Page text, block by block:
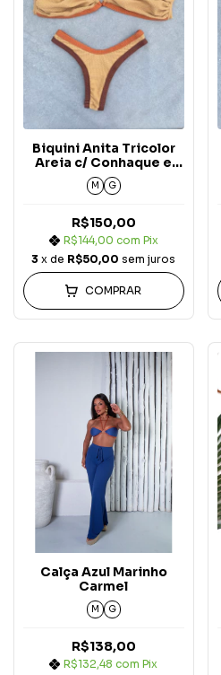
Biquini Anita Tricolor
Areia c/ Conhaque e
Marrom Asa Delta
Carmel
M G
R$150,00
R$144,00 com Pix
3 x de R$50,00 sem juros
COMPRAR
Calça Azul Marinho
Carmel
M G
R$138,00
R$132,48com Pix